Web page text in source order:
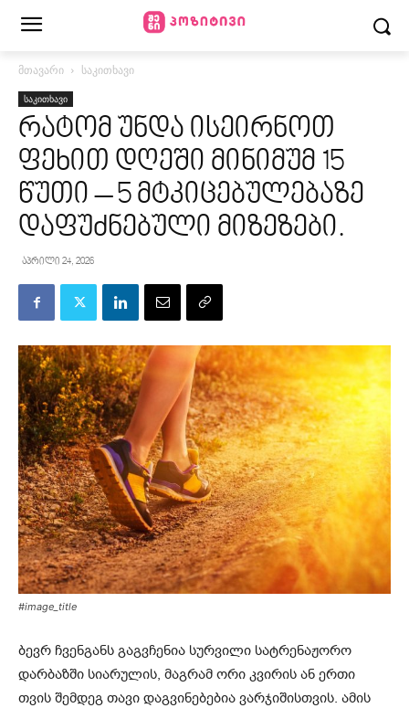
მთავარი საკითხავი
საკითხავი
რატომ უნდა ისეირნოთ
ფეხით დღეში მინიმუმ 15
წუთი – 5 მტკიცებულებაზე
დაფუძნებული მიზეზები.
აპრილი 24, 2026
#image_title
ბევრ ჩვენგანს გაგვჩენია სურვილი სატრენაჟორო
დარბაზში სიარულის, მაგრამ ორი კვირის ან ერთი
თვის შემდეგ თავი დაგვინებებია ვარჯიშისთვის. ამის